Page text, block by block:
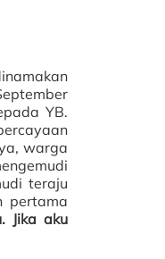
YB.
warga
teraju
pertama
Jika aku